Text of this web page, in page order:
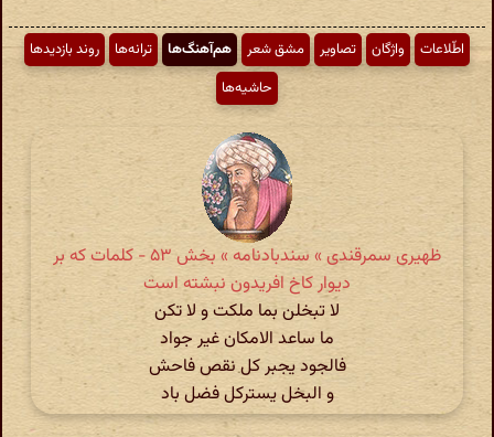
اطّلاعات واژگان تصاویر مشق شعر هم‌آهنگ‌ها ترانه‌ها
روند بازدیدها
حاشیه‌ها
ظهیری سمرقندی » سندبادنامه » بخش ۵۳ - کلمات که بر
دیوار کاخ افریدون نبشته است
لا تبخلن بما ملکت و لا تکن
ما ساعد الامکان غیر جواد
فالجود یجبر کل نقص فاحش
و البخل یسترکل فضل باد